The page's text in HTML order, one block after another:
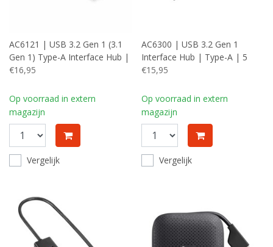
AC6121 | USB 3.2 Gen 1 (3.1
Gen 1) Type-A Interface Hub |
5000 Mbit/s | Aluminium
€16,95
Op voorraad in extern
magazijn
Vergelijk
AC6300 | USB 3.2 Gen 1
Interface Hub | Type-A | 5
Gbps | Zwart
€15,95
Op voorraad in extern
magazijn
Vergelijk